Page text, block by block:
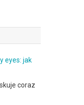
eyes: jak
coraz